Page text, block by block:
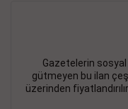
Gazetelerin sosyal
gütmeyen bu ilan
üzerinden
İŞYERİ KİRALIK
BEYLİKDÜZÜ